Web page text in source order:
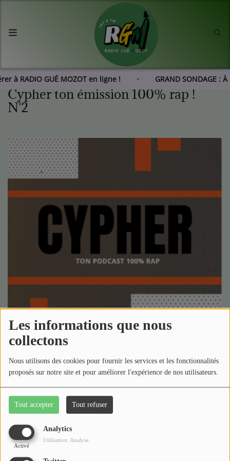
Les informations que nous
collectons
Nous utilisons des cookies pour fournir les services et les fonctionnalités
proposés sur notre site et pour améliorer l'expérience de nos utilisateurs.
Tout accepter Tout refuser
Analytics
Activé
Utilisation: Analyse
à RADIO GUÉ MOZOT en ligne ! GRAND SONDAGE
Agenda
Les actus de RGM
Radio
Emissions
Equipes
Podcasts
Photos
Participez
Dédicaces
Contact
Cypher ton émission 100% rap !
N'2
bienvenue dans Cypher ! Pour cette 2eme édition nous
partont a la découverte de trois rappeur de la nouvelle
génération !